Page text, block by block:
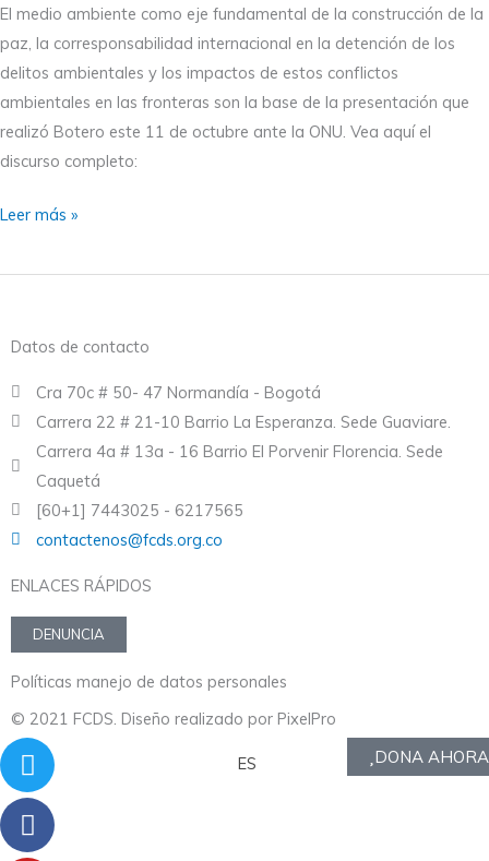
El medio ambiente como eje fundamental de la construcción de la
paz, la corresponsabilidad internacional en la detención de los
delitos ambientales y los impactos de estos conflictos
ambientales en las fronteras son la base de la presentación que
realizó Botero este 11 de octubre ante la ONU. Vea aquí el
discurso completo:
de
la
ONU
Leer más »
Datos de contacto
Cra 70c # 50- 47 Normandía - Bogotá
Carrera 22 # 21-10 Barrio La Esperanza. Sede Guaviare.
Carrera 4a # 13a - 16 Barrio El Porvenir Florencia. Sede
Caquetá
[60+1] 7443025 - 6217565
contactenos@fcds.org.co
ENLACES RÁPIDOS
DENUNCIA
Políticas manejo de datos personales
© 2021 FCDS. Diseño realizado por PixelPro
Twitter
Facebook
Youtube
Instagram
Envelope DONA AHORA
ES